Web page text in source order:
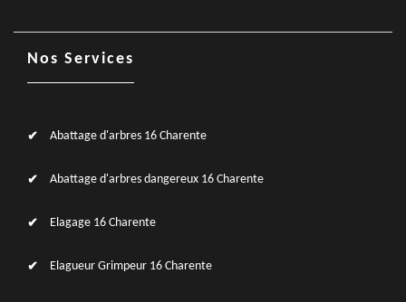
Nos Services
Abattage d'arbres 16 Charente
Abattage d'arbres dangereux 16 Charente
Elagage 16 Charente
Elagueur Grimpeur 16 Charente